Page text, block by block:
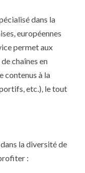
dans la
européennes
permet aux
chaînes en
contenus à la
etc.), le tout
la diversité de
: